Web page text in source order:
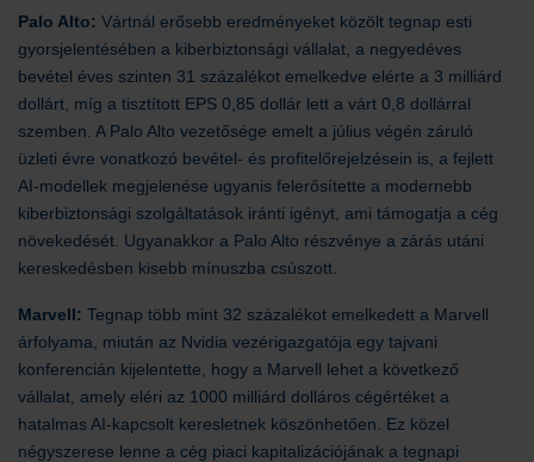
Palo Alto: Vártnál erősebb eredményeket közölt tegnap esti
gyorsjelentésében a kiberbiztonsági vállalat, a negyedéves
bevétel éves szinten 31 százalékot emelkedve elérte a 3 milliárd
dollárt, míg a tisztított EPS 0,85 dollár lett a várt 0,8 dollárral
szemben. A Palo Alto vezetősége emelt a július végén záruló
üzleti évre vonatkozó bevétel- és profitelőrejelzésein is, a fejlett
AI-modellek megjelenése ugyanis felerősítette a modernebb
kiberbiztonsági szolgáltatások iránti igényt, ami támogatja a cég
növekedését. Ugyanakkor a Palo Alto részvénye a zárás utáni
kereskedésben kisebb mínuszba csúszott.
Marvell: Tegnap több mint 32 százalékot emelkedett a Marvell
árfolyama, miután az Nvidia vezérigazgatója egy tajvani
konferencián kijelentette, hogy a Marvell lehet a következő
vállalat, amely eléri az 1000 milliárd dolláros cégértéket a
hatalmas AI-kapcsolt keresletnek köszönhetően. Ez közel
négyszerese lenne a cég piaci kapitalizációjának a tegnapi